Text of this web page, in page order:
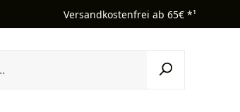
Versandkostenfrei ab 65€ *¹